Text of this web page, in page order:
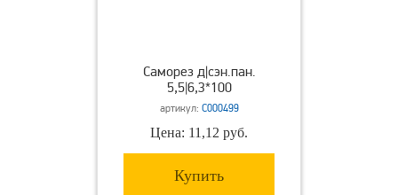
Саморез д|сэн.пан.
5,5|6,3*100
артикул: С000499
Цена: 11,12 руб.
Купить